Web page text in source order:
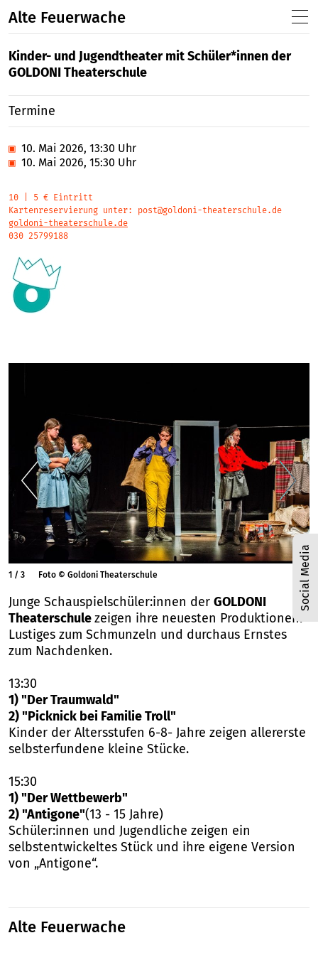
Alte Feuerwache
Social Media
Kinder- und Jugendtheater mit Schüler*innen der
GOLDONI Theaterschule
Termine
▣ 10. Mai 2026, 13:30 Uhr
▣ 10. Mai 2026, 15:30 Uhr
10 | 5 € Eintritt
Kartenreservierung unter: post@goldoni-theaterschule.de
goldoni-theaterschule.de
030 25799188
Foto © Goldoni Theaterschule
1 / 3
Junge Schauspielschüler:innen der GOLDONI
Theaterschulezeigen ihre neuesten Produktionen.
Lustiges zum Schmunzeln und durchaus Ernstes
zum Nachdenken.
13:30
1) "Der Traumwald"
2) "Picknick bei Familie Troll"
Kinder der Altersstufen 6-8- Jahre zeigen allererste
selbsterfundene kleine Stücke.
15:30
1) "Der Wettbewerb"
2) "Antigone"(13 - 15 Jahre)
Schüler:innen und Jugendliche zeigen ein
selbstentwickeltes Stück und ihre eigene Version
von „Antigone“.
Alte Feuerwache